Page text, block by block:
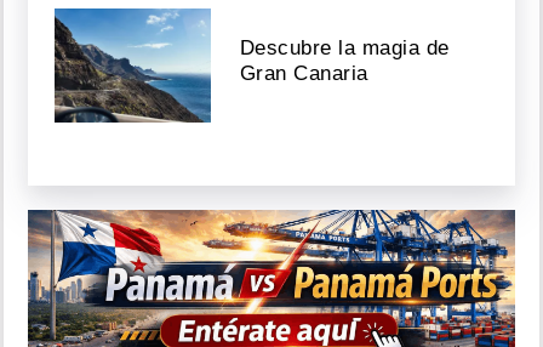
Descubre la magia de
Gran Canaria